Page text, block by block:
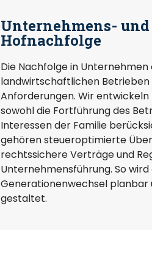
Unternehmens- und
Hofnachfolge
Die Nachfolge in Unternehmen
landwirtschaftlichen
Anforderungen. Wir entwickeln
sowohl die Fortführung des
Interessen der Familie
gehören steueroptimierte
rechtssichere Verträge und
Unternehmensführung. So
Generationenwechsel planbar
gestaltet.